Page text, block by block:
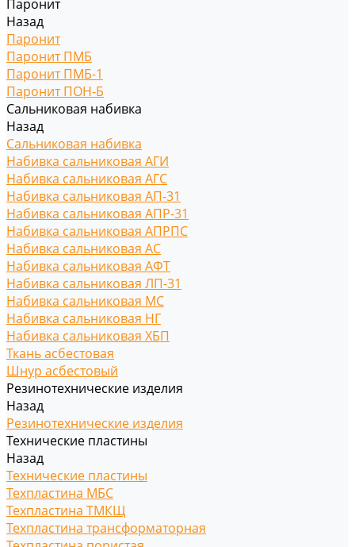
Паронит
Назад
Паронит
Паронит ПМБ
Паронит ПМБ-1
Паронит ПОН-Б
Сальниковая набивка
Назад
Сальниковая набивка
Набивка сальниковая АГИ
Набивка сальниковая АГС
Набивка сальниковая АП-31
Набивка сальниковая АПР-31
Набивка сальниковая АПРПС
Набивка сальниковая АС
Набивка сальниковая АФТ
Набивка сальниковая ЛП-31
Набивка сальниковая МС
Набивка сальниковая НГ
Набивка сальниковая ХБП
Ткань асбестовая
Шнур асбестовый
Резинотехнические изделия
Назад
Резинотехнические изделия
Технические пластины
Назад
Технические пластины
Техпластина МБС
Техпластина ТМКЩ
Техпластина трансформаторная